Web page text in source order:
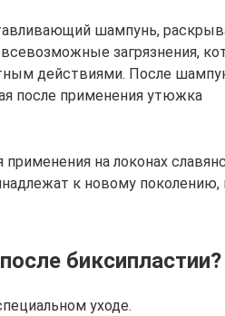
шампунь,
загрязнения,
действиями. После
после применения утюжка
на локонах
к новому поколению,
биксипластии?
уходе.